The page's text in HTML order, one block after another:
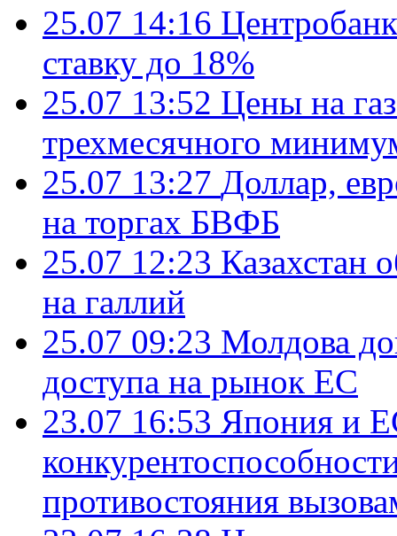
25.07 14:16
ставку до 18%
25.07 13:52 Цены на
трехмесячного
25.07 13:27 Доллар,
на торгах БВФБ
25.07 12:23 Казахстан
на галлий
25.07 09:23 Молдова
доступа на рынок ЕС
23.07 16:53 Япония и
противостояния